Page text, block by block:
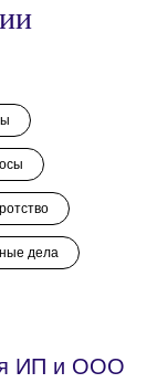
дела
ИП и ООО